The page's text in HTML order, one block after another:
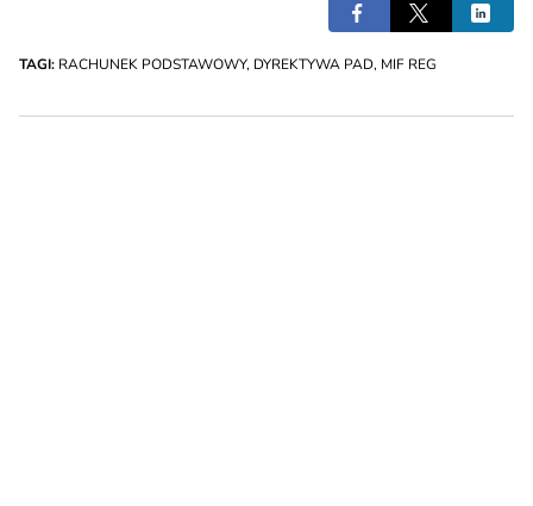
TAGI: RACHUNEK PODSTAWOWY, DYREKTYWA PAD, MIF REG